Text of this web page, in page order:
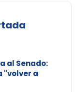
al Senado:
"volver a